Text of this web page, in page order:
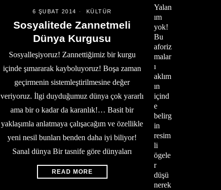
6 ŞUBAT 2014 KÜLTÜR
Sosyalitede Zannetmeli
Dünya Kurgusu
Sosyalleşiyoruz! Zannettiğimiz bir kurgu
içinde şımararak kayboluyoruz! Boşa zaman
geçirmenin sistemleştirilmesine değer
veriyoruz. İlgi duyduğumuz dünya çok yararlı
ama bir o kadar da karanlık!… Basit bir
yaklaşımla anlatmaya çalışacağım ve özellikle
yeni nesil bunları benden daha iyi biliyor!
Sanal dünya Bir tasnife göre dünyaları
READ MORE
Yalan
ım
yok!
Bu
aforiz
malar
ı
aklım
ın
içind
e
belirg
in
resim
li
ögele
r
düşü
nerek